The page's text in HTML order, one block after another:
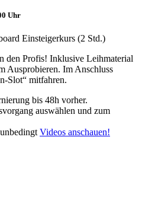
Uhr
Einsteigerkurs (2 Std.)
den Profis! Inklusive Leihmaterial
Ausprobieren. Im Anschluss
Slot“ mitfahren.
bis 48h vorher.
auswählen und zum
Videos anschauen!